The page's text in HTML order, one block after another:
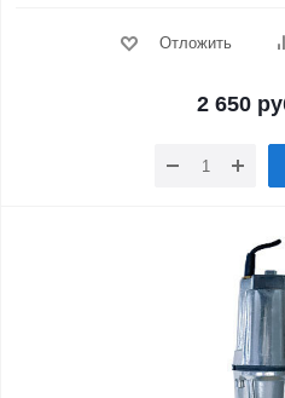
Отложить
2 650